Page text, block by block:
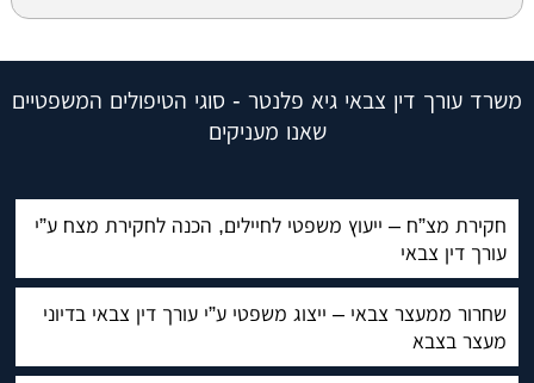
משרד עורך דין צבאי גיא פלנטר - סוגי הטיפולים המשפטיים
שאנו מעניקים
חקירת מצ”ח – ייעוץ משפטי לחיילים, הכנה לחקירת מצח ע”י
עורך דין צבאי
שחרור ממעצר צבאי – ייצוג משפטי ע”י עורך דין צבאי בדיוני
מעצר בצבא